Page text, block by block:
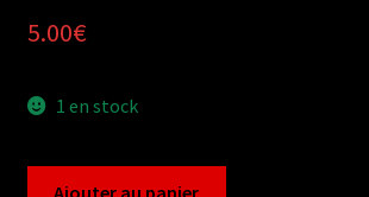
5.00€
1 en stock